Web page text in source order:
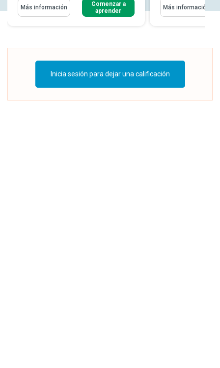
Más información
Comenzar a
aprender
Más información
Inicia sesión para dejar una calificación